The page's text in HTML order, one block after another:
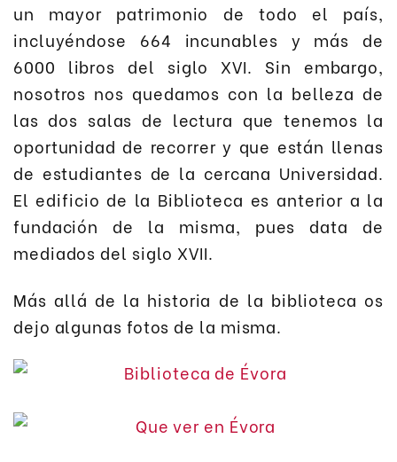
un mayor patrimonio de todo el país,
incluyéndose 664 incunables y más de
6000 libros del siglo XVI. Sin embargo,
nosotros nos quedamos con la belleza de
las dos salas de lectura que tenemos la
oportunidad de recorrer y que están llenas
de estudiantes de la cercana Universidad.
El edificio de la Biblioteca es anterior a la
fundación de la misma, pues data de
mediados del siglo XVII.
Más allá de la historia de la biblioteca os
dejo algunas fotos de la misma.